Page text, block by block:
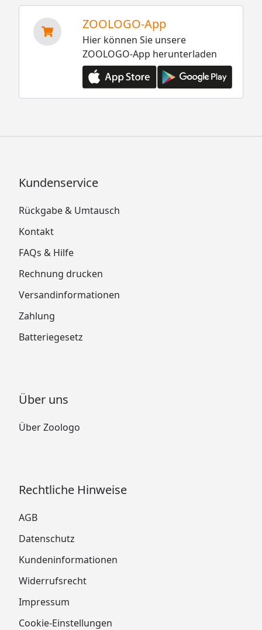
ZOOLOGO-App
Hier können Sie unsere
ZOOLOGO-App herunterladen
Kundenservice
Rückgabe & Umtausch
Kontakt
FAQs & Hilfe
Rechnung drucken
Versandinformationen
Zahlung
Batteriegesetz
Über uns
Über Zoologo
Rechtliche Hinweise
AGB
Datenschutz
Kundeninformationen
Widerrufsrecht
Impressum
Cookie-Einstellungen